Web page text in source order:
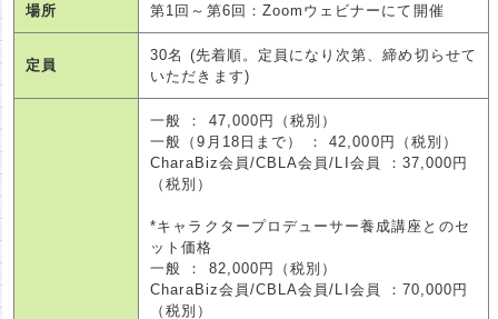
場所 第1回～第6回：Zoomウェビナーにて開催
定員
30名 (先着順。定員になり次第、締め切らせて
いただきます)
一般 ： 47,000円（税別）
一般（9月18日まで） ： 42,000円（税別）
CharaBiz会員/CBLA会員/LI会員 ：37,000円
（税別）
*キャラクタープロデューサー養成講座とのセ
ット価格
一般 ： 82,000円（税別）
CharaBiz会員/CBLA会員/LI会員 ：70,000円
（税別）